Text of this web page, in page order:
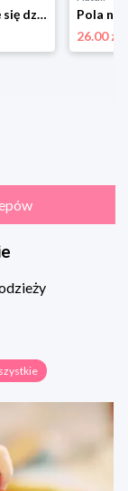
Naprawdę chcę się dzielić Dwukropek
26.00 zł